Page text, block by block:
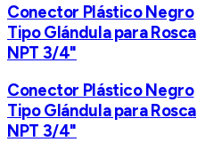
Conector Plástico Negro
Tipo Glándula para Rosca
NPT 3/4"
Conector Plástico Negro
Tipo Glándula para Rosca
NPT 3/4"